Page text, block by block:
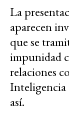
La
aparecen
que se
impunidad
relaciones
Inteligencia
así.